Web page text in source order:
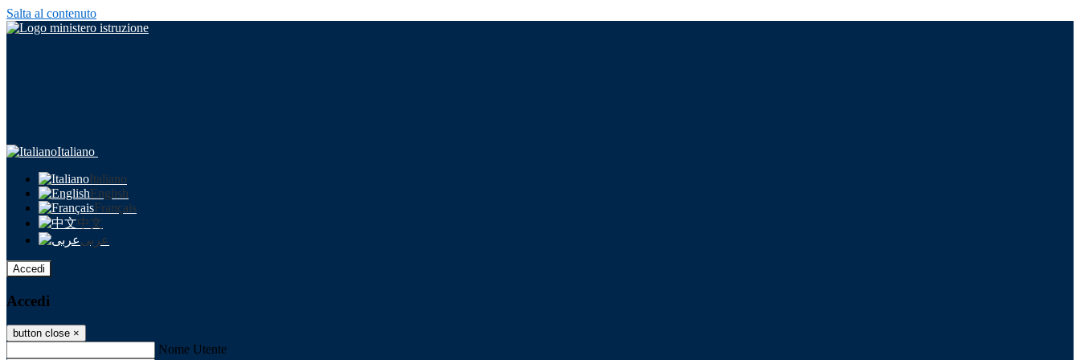
Salta al contenuto
Italiano
Italiano
English
Français
中文
عربى
Accedi
Accedi
button close ×
Nome Utente